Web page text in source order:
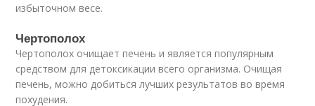
избыточном весе.
Чертополох
Чертополох очищает печень и является популярным
средством для детоксикации всего организма. Очищая
печень, можно добиться лучших результатов во время
похудения.